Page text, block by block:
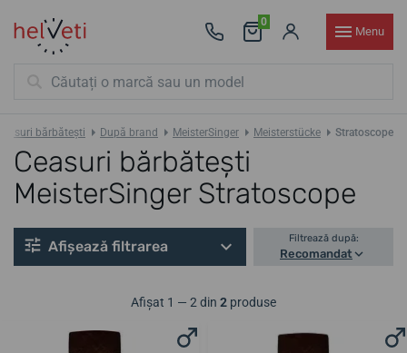
0
Menu
bărbătești După brand MeisterSinger Meisterstücke Stratoscope
Ceasuri bărbătești
MeisterSinger Stratoscope
Afișează filtrarea Filtrează după:
Recomandat
Afișat 1 — 2 din 2 produse